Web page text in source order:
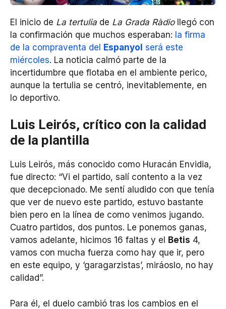
El inicio de La tertulia de La Grada Ràdiollegó con
la confirmación que muchos esperaban: la firma
de la compraventa del Espanyol será este
miércoles. La noticia calmó parte de la
incertidumbre que flotaba en el ambiente perico,
aunque la tertulia se centró, inevitablemente, en
lo deportivo.
Luis Leirós, crítico con la calidad
de la plantilla
Luis Leirós, más conocido como Huracán Envidia,
fue directo: “Vi el partido, salí contento a la vez
que decepcionado. Me sentí aludido con que tenía
que ver de nuevo este partido, estuvo bastante
bien pero en la línea de como venimos jugando.
Cuatro partidos, dos puntos. Le ponemos ganas,
vamos adelante, hicimos 16 faltas y el
Betis 4,
vamos con mucha fuerza como hay que ir, pero
en este equipo, y ‘garagarzistas’, miráoslo, no hay
calidad”.
Para él, el duelo cambió tras los cambios en el